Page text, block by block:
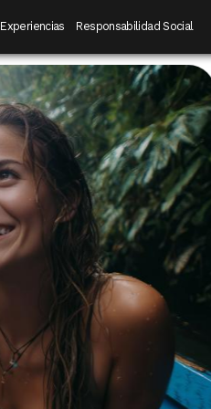
Experiencias Responsabilidad Social